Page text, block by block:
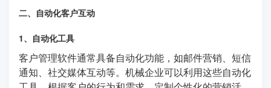
二、自动化客户互动
1、自动化工具
客户管理软件通常具备自动化功能，如邮件营销、短信
通知、社交媒体互动等。机械企业可以利用这些自动化